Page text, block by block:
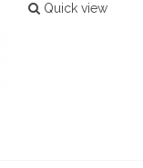
Quick view